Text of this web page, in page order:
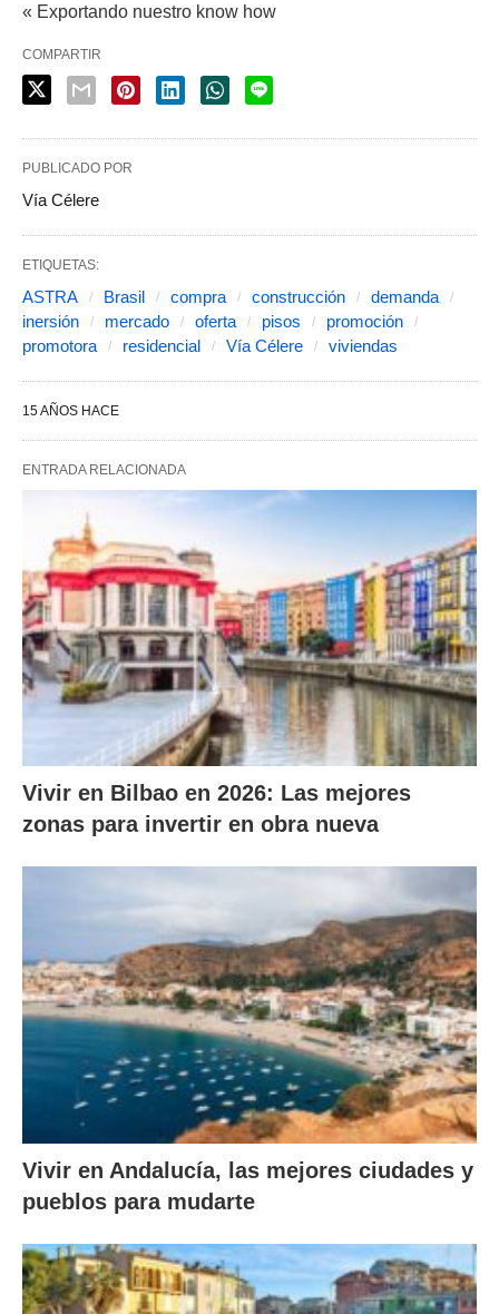
« Exportando nuestro know how
COMPARTIR
PUBLICADO POR
Vía Célere
ETIQUETAS:
ASTRA Brasil compra construcción
demanda
inersión
mercado oferta pisos
promoción
promotora
residencial Vía Célere viviendas
15 AÑOS HACE
ENTRADA RELACIONADA
Vivir en Bilbao en 2026: Las mejores
zonas para invertir en obra nueva
Vivir en Andalucía, las mejores ciudades y
pueblos para mudarte